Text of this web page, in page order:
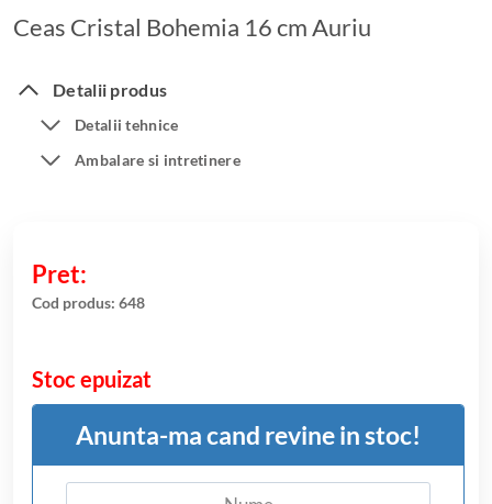
Ceas Cristal Bohemia 16 cm Auriu
Detalii produs
Detalii tehnice
Ambalare si intretinere
Cod produs: 648
Stoc epuizat
Anunta-ma cand revine in stoc!